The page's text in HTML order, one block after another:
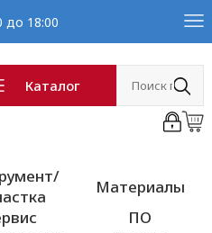
до 18:00
Каталог
Материалы
ПО